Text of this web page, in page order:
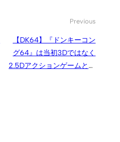
Previous
【DK64】『ドンキーコン
グ64』は当初3Dではなく
2.5Dアクションゲームとし